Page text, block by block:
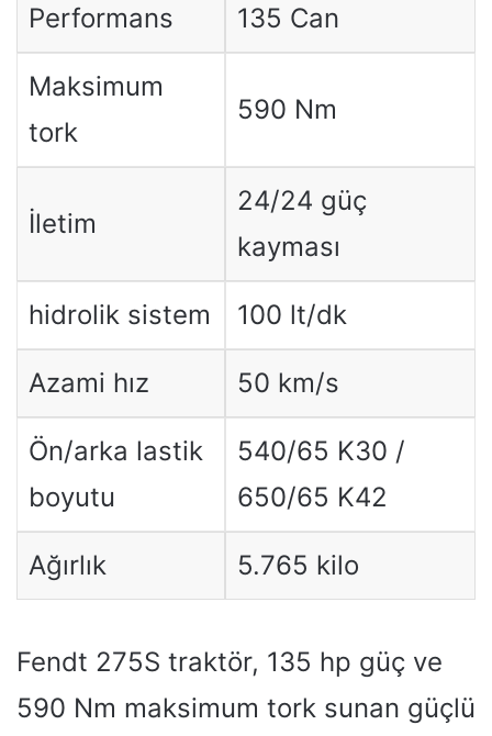
Performans 135 Can
Maksimum
tork
590 Nm
İletim
24/24 güç
kayması
hidrolik sistem 100 lt/dk
Azami hız 50 km/s
Ön/arka lastik
boyutu
540/65 K30 /
650/65 K42
Ağırlık 5.765 kilo
Fendt 275S traktör, 135 hp güç ve
590 Nm maksimum tork sunan güçlü